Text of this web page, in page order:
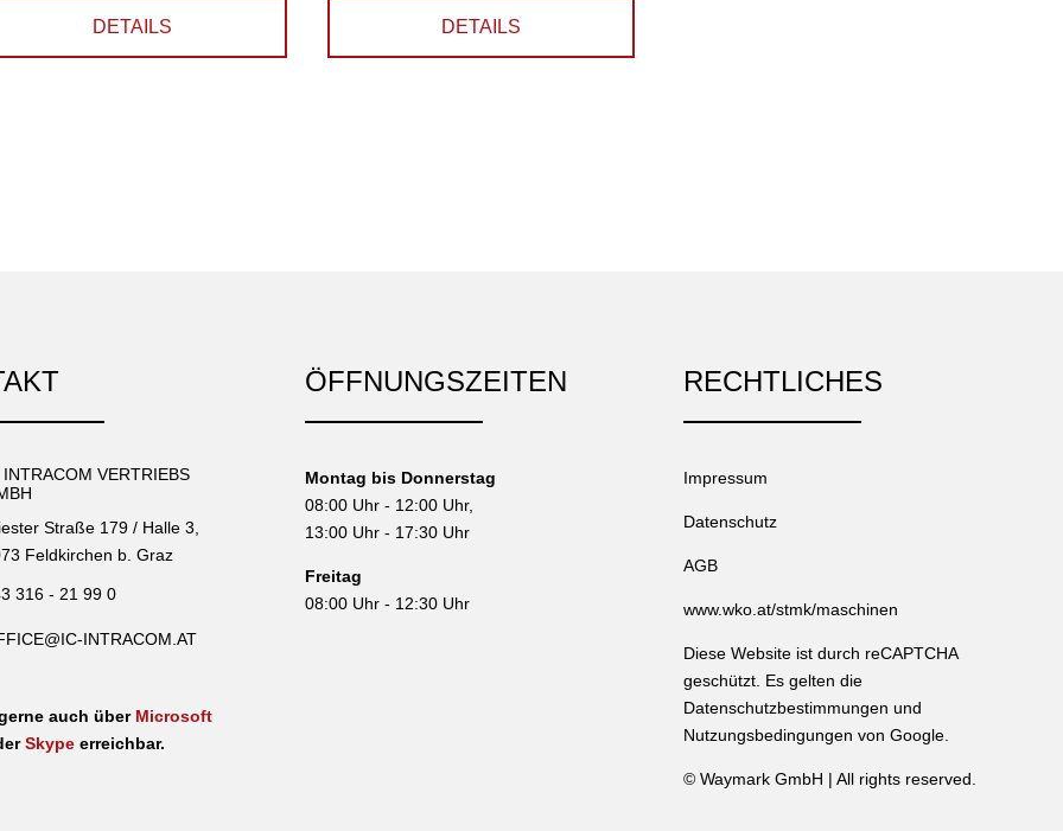
DETAILS DETAILS
INTRACOM VERTRIEBS
Straße 179 / Halle 3,
Feldkirchen b. Graz
316 - 21 99 0
INTRACOM.AT
auch über Microsoft
Skype erreichbar.
ÖFFNUNGSZEITEN
Montag bis Donnerstag
08:00 Uhr - 12:00 Uhr,
13:00 Uhr - 17:30 Uhr
Freitag
08:00 Uhr - 12:30 Uhr
RECHTLICHES
Impressum
Datenschutz
AGB
www.wko.at/stmk/maschinen
Diese Website ist durch reCAPTCHA
geschützt. Es gelten die
Datenschutzbestimmungen und
Nutzungsbedingungen von Google.
©Waymark GmbH | All rights reserved.